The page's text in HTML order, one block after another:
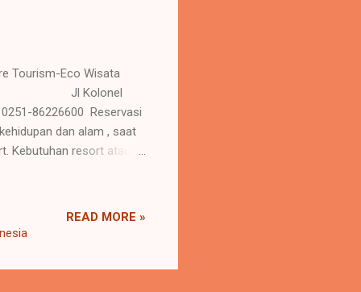
Tourism-Eco Wisata
Resto. Jl Kolonel
86226600 Reservasi
dan alam , saat
Kebutuhan resort atau
dalam kehidupan
READ MORE »